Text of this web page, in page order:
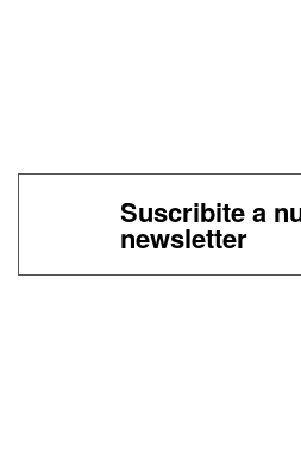
Suscribite a
newsletter